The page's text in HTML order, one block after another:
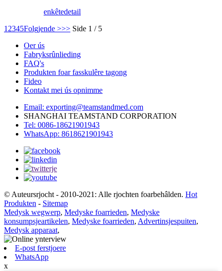
enkêtedetail
1 2345Folgjende >>> Side 1 / 5
Oer ús
Fabryksrûnlieding
FAQ's
Produkten foar fasskulêre tagong
Fideo
Kontakt mei ús opnimme
Email: exporting@teamstandmed.com
SHANGHAI TEAMSTAND CORPORATION
Tel: 0086-18621901943
WhatsApp: 8618621901943
© Auteursrjocht - 2010-2021: Alle rjochten foarbehâlden. Hot
Produkten - Sitemap
Medysk wegwerp, Medyske foarrieden, Medyske
konsumpsjeartikelen, Medyske foarrieden, Advertinsjespuiten,
Medysk apparaat,
E-post ferstjoere
WhatsApp
x